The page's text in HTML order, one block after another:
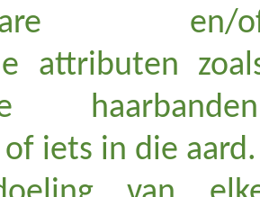
en/
attributen
iets in die aard.